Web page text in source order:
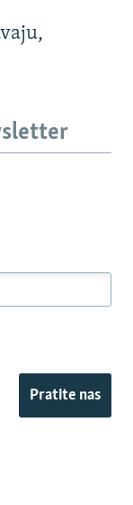
Pratite nas